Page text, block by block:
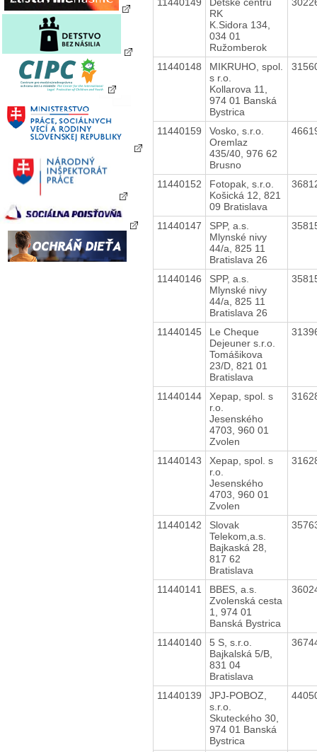
RK
K.Sidora 134,
034 01
Ružomberok
11440148
MIKRUHO, spol.
s r.o.
Kollarova 11,
974 01 Banská
Bystrica
11440159
Vosko, s.r.o.
Oremlaz
435/40, 976 62
Brusno
11440152
Fotopak, s.r.o.
Košická 12, 821
09 Bratislava
11440147
SPP, a.s.
Mlynské nivy
44/a, 825 11
Bratislava 26
11440146
SPP, a.s.
Mlynské nivy
44/a, 825 11
Bratislava 26
11440145
Le Cheque
Dejeuner s.r.o.
Tomášikova
23/D, 821 01
Bratislava
11440144
Xepap, spol. s
r.o.
Jesenského
4703, 960 01
Zvolen
11440143
Xepap, spol. s
r.o.
Jesenského
4703, 960 01
Zvolen
11440142
Slovak
Telekom,a.s.
Bajkaská 28,
817 62
Bratislava
11440141
BBES, a.s.
Zvolenská cesta
1, 974 01
Banská Bystrica
11440140
5 S, s.r.o.
Bajkalská 5/B,
831 04
Bratislava
11440139
JPJ-POBOZ,
s.r.o.
Skuteckého 30,
974 01 Banská
Bystrica